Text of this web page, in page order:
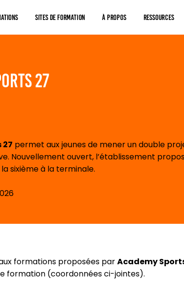
Sites De Formation À Propos Ressources
27
permet aux jeunes de mener un double
Nouvellement ouvert, l’établissement
sixième à la terminale.
formations proposées parAcademy
formation (coordonnées ci-jointes).